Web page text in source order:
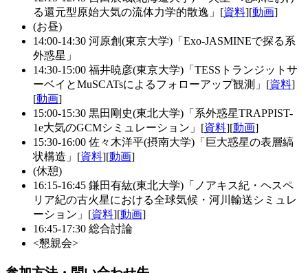
る還元型原始大気の流体力学的散逸」[資料][動画]
(お昼)
14:00-14:30 河原創(東京大学)「Exo-JASMINEで探る系
外惑星」
14:30-15:00 福井暁彦(東京大学)「TESSトランジットサ
ーベイとMuSCATsによるフォローアップ観測」[資料]
[動画]
15:00-15:30 黒田剛史(東北大学)「系外惑星TRAPPIST-
1e大気のGCMシミュレーション」[資料][動画]
15:30-16:00 佐々木洋平(摂南大学)「巨大惑星の表層縞
状構造」[資料][動画]
(休憩)
16:15-16:45 鎌田有紘(東北大学)「ノアキス紀・ヘスペ
リア紀の古火星における全球気候・河川輸送シミュレ
ーション」[資料][動画]
16:45-17:30 総合討論
<懇親会>